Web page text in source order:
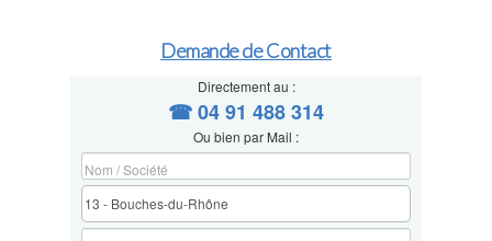
Demande de Contact
Directement au :
☎ 04 91 488 314
Ou bien par Mail :